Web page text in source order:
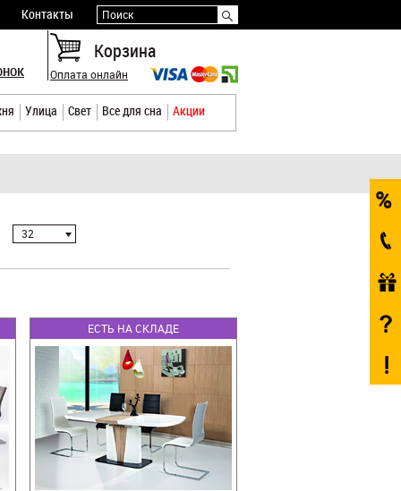
Контакты Поиск
Корзина
Оплата онлайн
Улица Свет Все для сна Акции
32
ЕСТЬ НА СКЛАДЕ